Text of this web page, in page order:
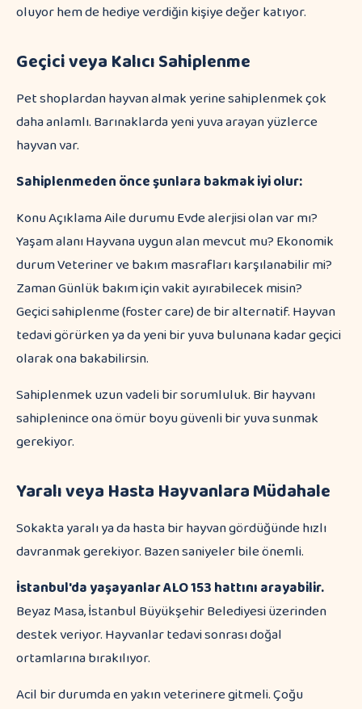
oluyor hem de hediye verdiğin kişiye değer katıyor.
Geçici veya Kalıcı Sahiplenme
Pet shoplardan hayvan almak yerine sahiplenmek çok
daha anlamlı. Barınaklarda yeni yuva arayan yüzlerce
hayvan var.
Sahiplenmeden önce şunlara bakmak iyi olur:
Konu Açıklama Aile durumu Evde alerjisi olan var mı?
Yaşam alanı Hayvana uygun alan mevcut mu? Ekonomik
durum Veteriner ve bakım masrafları karşılanabilir mi?
Zaman Günlük bakım için vakit ayırabilecek misin?
Geçici sahiplenme (foster care) de bir alternatif. Hayvan
tedavi görürken ya da yeni bir yuva bulunana kadar geçici
olarak ona bakabilirsin.
Sahiplenmek uzun vadeli bir sorumluluk. Bir hayvanı
sahiplenince ona ömür boyu güvenli bir yuva sunmak
gerekiyor.
Yaralı veya Hasta Hayvanlara Müdahale
Sokakta yaralı ya da hasta bir hayvan gördüğünde hızlı
davranmak gerekiyor. Bazen saniyeler bile önemli.
İstanbul'da yaşayanlar ALO 153 hattını arayabilir.
Beyaz Masa, İstanbul Büyükşehir Belediyesi üzerinden
destek veriyor. Hayvanlar tedavi sonrası doğal
ortamlarına bırakılıyor.
Acil bir durumda en yakın veterinere gitmeli. Çoğu